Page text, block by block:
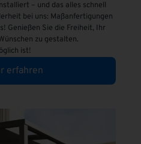
– und das alles schnell
bei uns: Maßanfertigungen
Genießen Sie die Freiheit, Ihr
zu gestalten.
ist!
erfahren